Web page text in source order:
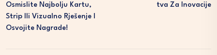
Osmislite Najbolju Kartu,
Strip Ili Vizualno Rješenje I
Osvojite Nagrade!
Tva Za Inovacije